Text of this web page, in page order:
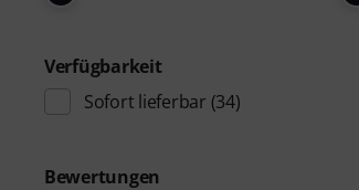
Verfügbarkeit
Sofort lieferbar (34)
Bewertungen